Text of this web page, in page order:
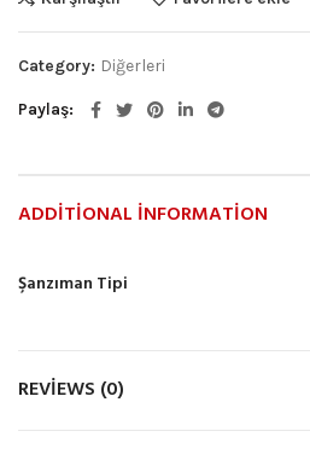
Category: Diğerleri
Paylaş
ADDITIONAL INFORMATION
Şanzıman Tipi
REVIEWS (0)